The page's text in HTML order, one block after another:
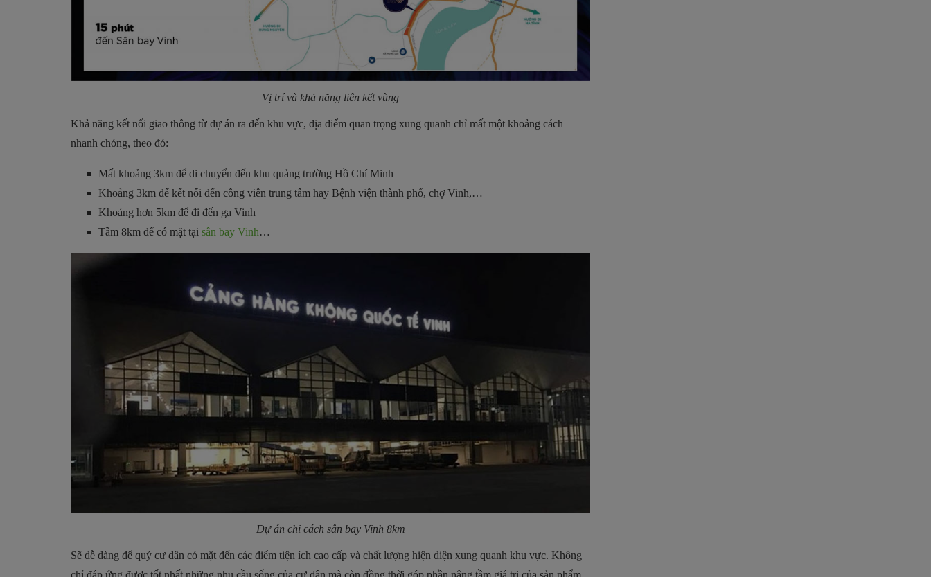
Vị trí và khả năng liên kết vùng
Khả năng kết nối giao thông từ dự án ra đến khu vực, địa điểm quan trọng xung quanh chỉ mất một khoảng cách
nhanh chóng, theo đó:
Mất khoảng 3km để di chuyển đến khu quảng trường Hồ Chí Minh
Khoảng 3km để kết nối đến công viên trung tâm hay Bệnh viện thành phố, chợ Vinh,…
Khoảng hơn 5km để đi đến ga Vinh
Tầm 8km để có mặt tại sân bay Vinh…
Dự án chỉ cách sân bay Vinh 8km
Sẽ dễ dàng để quý cư dân có mặt đến các điểm tiện ích cao cấp và chất lượng hiện diện xung quanh khu vực. Không